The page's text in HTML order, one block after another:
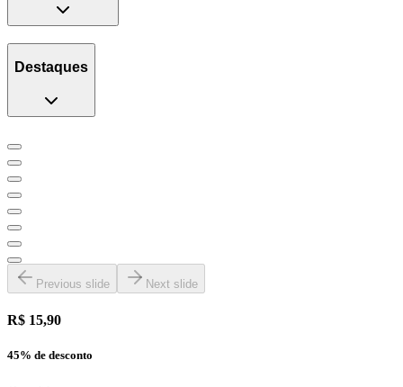
Destaques
Previous slide Next slide
R$ 15,90
45% de desconto